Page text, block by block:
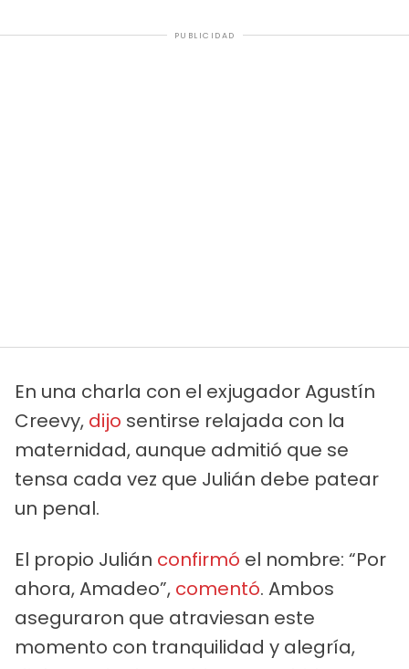
PUBLICIDAD
En una charla con el exjugador Agustín
Creevy, dijo sentirse relajada con la
maternidad, aunque admitió que se
tensa cada vez que Julián debe patear
un penal.
El propio Julián confirmó el nombre: “Por
ahora, Amadeo”, comentó. Ambos
aseguraron que atraviesan este
momento con tranquilidad y alegría,